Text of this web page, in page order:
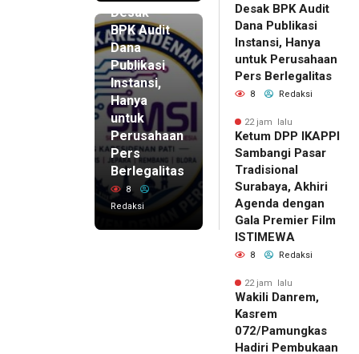
Desak
BPK Audit
Dana
Publikasi
Instansi,
Hanya
untuk
Perusahaan
Pers
Berlegalitas
8
Redaksi
Desak BPK Audit
Dana Publikasi
Instansi, Hanya
untuk Perusahaan
Pers Berlegalitas
8 Redaksi
22 jam lalu
Ketum DPP IKAPPI
Sambangi Pasar
Tradisional
Surabaya, Akhiri
Agenda dengan
Gala Premier Film
ISTIMEWA
8 Redaksi
22 jam lalu
Wakili Danrem,
Kasrem
072/Pamungkas
Hadiri Pembukaan